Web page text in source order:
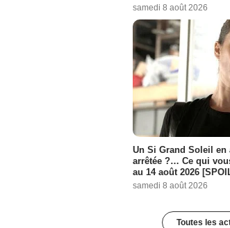
samedi 8 août 2026
Un Si Grand Soleil en
arrêtée ?… Ce qui
au 14 août 2026
samedi 8 août 2026
Toutes les